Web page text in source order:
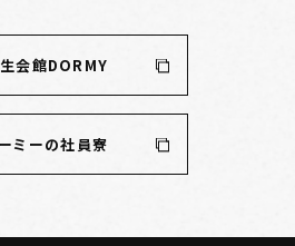
会館DORMY
ミーの社員寮